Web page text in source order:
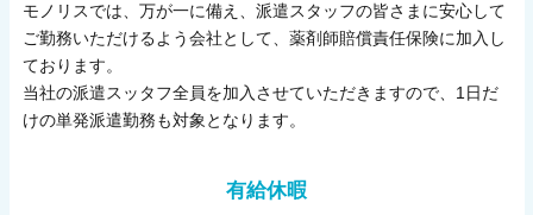
モノリスでは、万が一に備え、派遣スタッフの皆さまに安心して
ご勤務いただけるよう会社として、薬剤師賠償責任保険に加入し
ております。
当社の派遣スッタフ全員を加入させていただきますので、1日だ
けの単発派遣勤務も対象となります。
有給休暇